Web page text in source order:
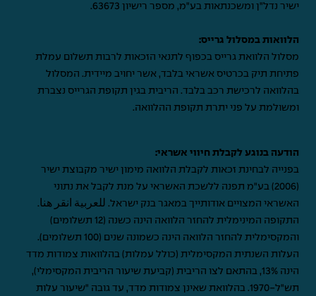
ישיר נדל"ן ומשכנתאות בע"מ, מספר רישיון 63673.
הלוואות במסלול גרייס:
מסלול הלוואת גרייס בכפוף לתנאי הזכאות לרבות תשלום עמלת
פתיחת תיק בכרטיס אשראי בלבד, אשר יחויב מיידית. המסלול
בהלוואה לרכישת רכב בלבד. הריבית בגין תקופת הגרייס נצברת
ומשולמת על פני יתרת תקופת ההלוואה.
הודעה בנוגע לקבלת חיווי אשראי:
בפנייה לבחינת זכאות לקבלת הלוואה מימון ישיר מקבוצת ישיר
(2006) בע"מ תפנה ללשכת האשראי על מנת לקבל את נתוני
האשראי המצויים אודותייך במאגר בנק ישראל. للعربية انقر هنا.
התקופה המינימלית להחזר הלוואה הינה כשנה (12 תשלומים)
והמקסימלית להחזר הלוואה הינה כשמונה שנים (100 תשלומים).
העלות השנתית המקסימלית (כולל עמלות) בהלוואות צמודות מדד
הינה 13%, בהתאם לצו הריבית (קביעת שיעור הריבית המקסימלי),
תש"ל-1970. בהלוואת שאינן צמודות מדד, עד גובה "שיעור עלות